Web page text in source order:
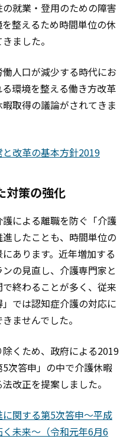
就業・登用のための障害
整えるため時間単位の休
ました。
人口が減少する時代にお
環境を整える働き方改革
取得の議論がされてきま
改革の基本方針2019
対策の強化
による離職を防ぐ「介護
したことも、時間単位の
あります。近年増加する
の見直し、介護専門家と
終わることが多く、従来
では認知症介護の対応に
ませんでした。
くため、政府による2019
次答申」の中で介護休暇
改正を提案しました。
関する第5次答申～平成
未来～（令和元年6月6